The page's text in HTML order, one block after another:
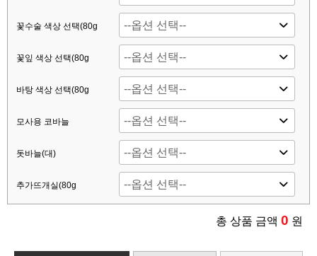
꽃수술 색상 선택(80g
꽃잎 색상 선택(80g
바탕 색상 선택(80g
모사용 코바늘
돗바늘(대)
추가뜨개실(80g
총 상품 금액 0 원